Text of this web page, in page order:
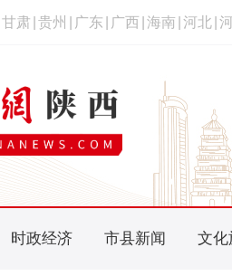
甘肃 贵州 广东 广西 海南 河北
时政经济 市县新闻 文化